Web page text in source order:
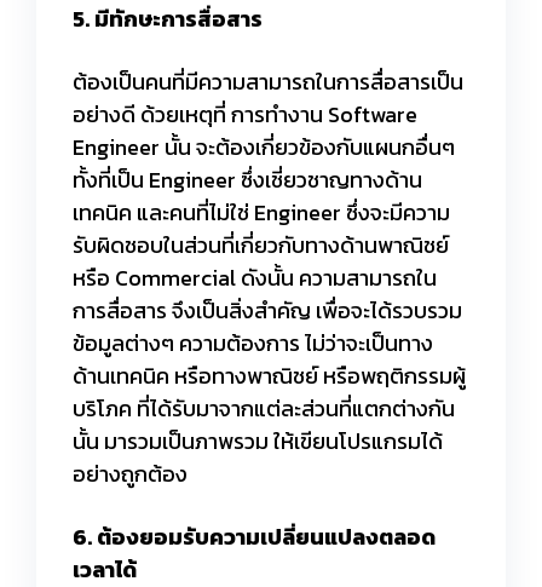
5. มีทักษะการสื่อสาร
ต้องเป็นคนที่มีความสามารถในการสื่อสารเป็น
อย่างดี ด้วยเหตุที่ การทำงาน Software
Engineer นั้น จะต้องเกี่ยวข้องกับแผนกอื่นๆ
ทั้งที่เป็น Engineer ซึ่งเชี่ยวชาญทางด้าน
เทคนิค และคนที่ไม่ใช่ Engineer ซึ่งจะมีความ
รับผิดชอบในส่วนที่เกี่ยวกับทางด้านพาณิชย์
หรือ Commercial ดังนั้น ความสามารถใน
การสื่อสาร จึงเป็นสิ่งสำคัญ เพื่อจะได้รวบรวม
ข้อมูลต่างๆ ความต้องการ ไม่ว่าจะเป็นทาง
ด้านเทคนิค หรือทางพาณิชย์ หรือพฤติกรรมผู้
บริโภค ที่ได้รับมาจากแต่ละส่วนที่แตกต่างกัน
นั้น มารวมเป็นภาพรวม ให้เขียนโปรแกรมได้
อย่างถูกต้อง
6. ต้องยอมรับความเปลี่ยนแปลงตลอด
เวลาได้